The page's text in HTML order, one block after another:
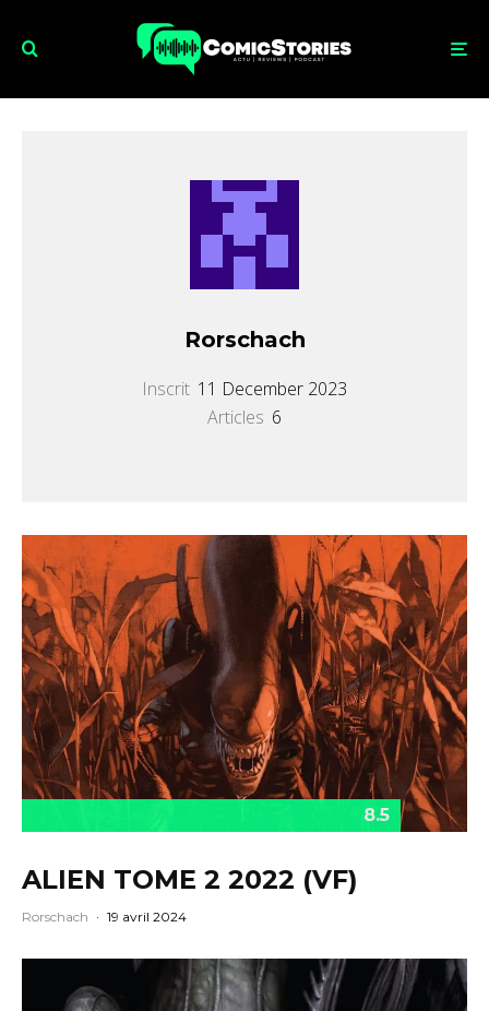
Rorschach
Inscrit 11 December 2023
Articles 6
8.5
ALIEN TOME 2 2022 (VF)
Rorschach · 19 avril 2024